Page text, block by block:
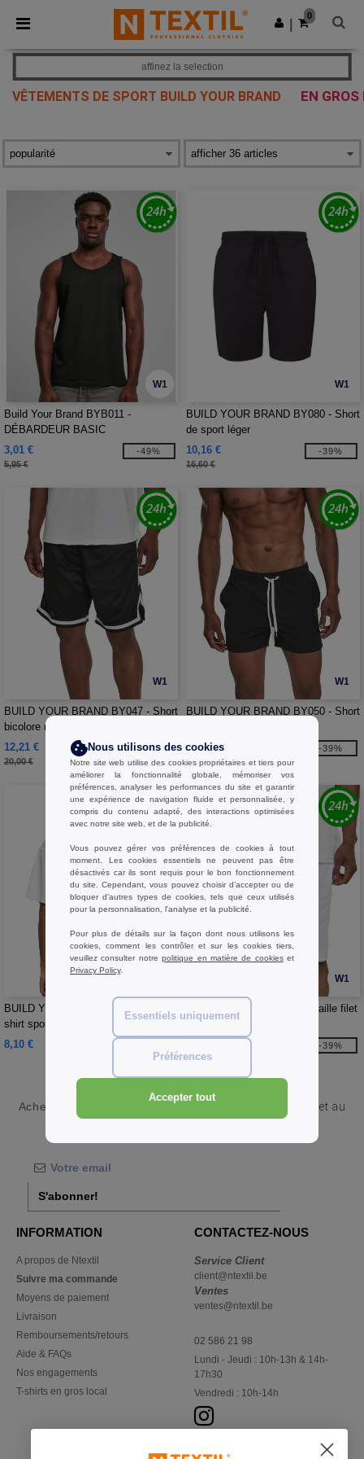
× Appli Ntextil
Meilleurs prix sur l’app !
Obtenir l'appli
0
VÊTEMENTS DE SPORT BUILD YOUR BRAND EN
affinez la selection
W1
Build Your Brand BYB011 -
DÉBARDEUR BASIC
3,01 €
5,95 €
-49%
W1
BUILD YOUR BRAND BY080 - Short
de sport léger
10,16 €
16,60 €
-39%
W1
BUILD YOUR BRAND BY047 - Short
bicolore maille filet
12,21 €
20,00 €
-39%
W1
BUILD YOUR BRAND BY050 - Short
10,83 €
17,70 €
-39%
BUILD YOUR BRAND BY249 - Tee-
shirt sport
8,10 €
W1
Build Your Brand BY048 - Maille filet
courte
15,50 €
-39%
Acheter
Vêtements de sport Build Your Brand en gros et au
S'abonner!
INFORMATION
A propos de Ntextil
Suivre ma commande
Moyens de paiement
Livraison
Remboursements/retours
Aide & FAQs
Nos engagements
T-shirts en gros local
CONTACTEZ-NOUS
Service Client
client@ntextil.be
Ventes
ventes@ntextil.be
02 586 21 98
Lundi - Jeudi : 10h-13h & 14h-
17h30
Vendredi : 10h-14h
Nous utilisons des cookies
Notre site web utilise des cookies propriétaires et tiers pour
améliorer la fonctionnalité globale, mémoriser vos
préférences, analyser les performances du site et garantir
une expérience de navigation fluide et personnalisée, y
compris du contenu adapté, des interactions optimisées
avec notre site web, et de la publicité.
Vous pouvez gérer vos préférences de cookies à tout
moment. Les cookies essentiels ne peuvent pas être
désactivés car ils sont requis pour le bon fonctionnement
du site. Cependant, vous pouvez choisir d’accepter ou de
bloquer d'autres types de cookies, tels que ceux utilisés
pour la personnalisation, l'analyse et la publicité.
Pour plus de détails sur la façon dont nous utilisons les
cookies, comment les contrôler et sur les cookies tiers,
veuillez consulter notrepolitique en matière de cookieset
Privacy Policy.
Essentiels uniquement
Préférences
Accepter tout